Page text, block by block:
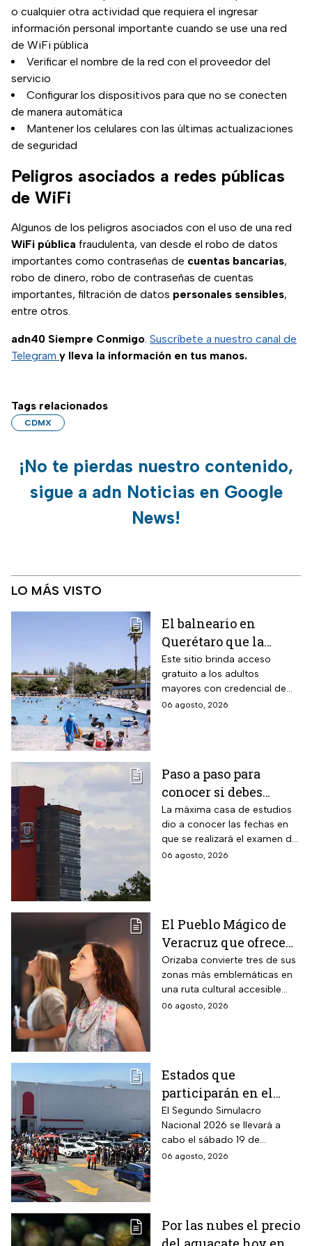
o cualquier otra actividad que requiera el ingresar
información personal importante cuando se use una red
de WiFi pública
Verificar el nombre de la red con el proveedor del
servicio
Configurar los dispositivos para que no se conecten
de manera automática
Mantener los celulares con las últimas actualizaciones
de seguridad
Peligros asociados a redes públicas
de WiFi
Algunos de los peligros asociados con el uso de una red
WiFi pública fraudulenta, van desde el robo de datos
importantes como contraseñas de cuentas bancarias,
robo de dinero, robo de contraseñas de cuentas
importantes, filtración de datos personales sensibles,
entre otros.
adn40 Siempre Conmigo. Suscríbete a nuestro canal de
Telegram y lleva la información en tus manos.
Tags relacionados
CDMX
¡No te pierdas nuestro contenido,
sigue a adn Noticias en Google
News!
LO MÁS VISTO
El balneario en
Querétaro que la
Profeco marcó como el
más barato de México:
tiene alberca para la
tercera edad y todas
Este sitio brinda acceso
gratuito a los adultos
mayores con credencial de
INAPAM vigente
06 agosto, 2026
Paso a paso para
conocer si debes
realizar el examen de
control de la UNAM
La máxima casa de estudios
dio a conocer las fechas en
que se realizará el examen de
control, después de encontrar
06 agosto, 2026
El Pueblo Mágico de
Veracruz que ofrece
por 70 pesos una
visita a 18 museos
históricos en estas
vacaciones de agosto
Orizaba convierte tres de sus
zonas más emblemáticas en
una ruta cultural accesible
para toda la familia
06 agosto, 2026
Estados que
participarán en el
Segundo Simulacro
Nacional 2026
El Segundo Simulacro
Nacional 2026 se llevará a
cabo el sábado 19 de
septiembre y tendrá hipótesis
06 agosto, 2026
Por las nubes el precio